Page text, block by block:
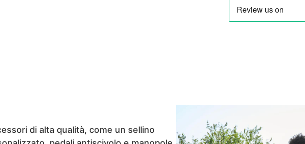
di alta qualità, come un sellino